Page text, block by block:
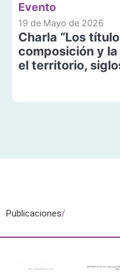
Evento
19 de Mayo de 2026
Charla “Los
composición y
el territorio,
Publicaciones/